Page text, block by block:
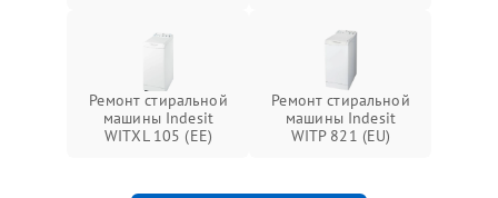
Ремонт стиральной
машины Indesit
WITXL 105 (EE)
Ремонт стиральной
машины Indesit
WITP 821 (EU)